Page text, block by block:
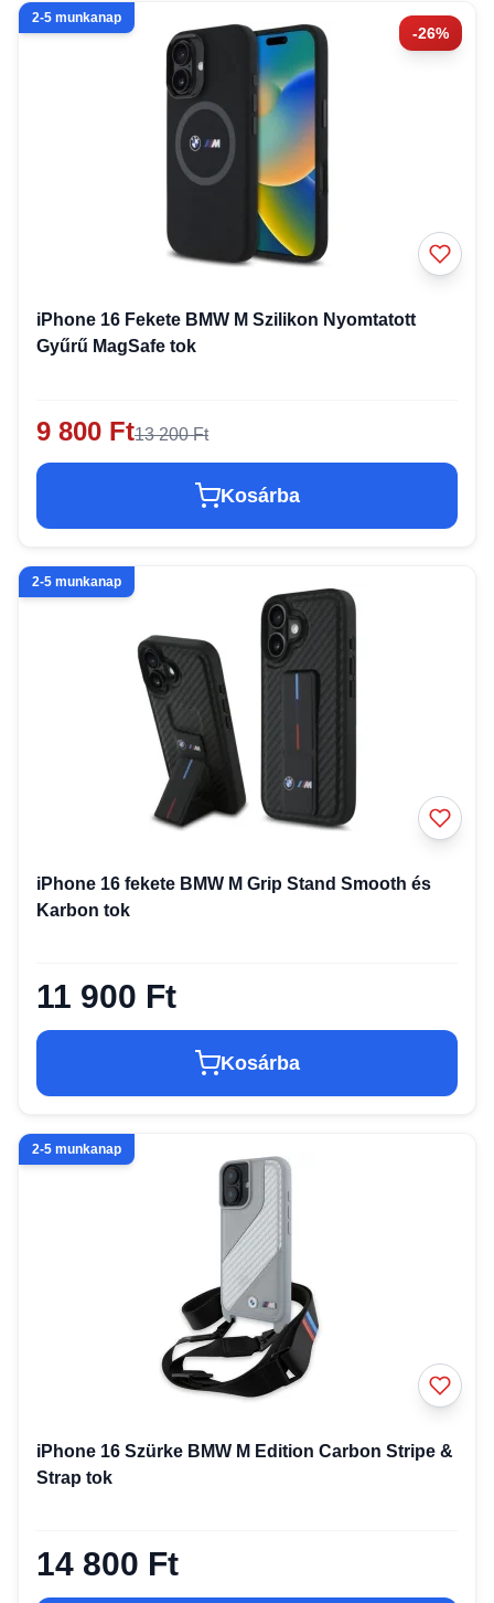
-26%
2-5 munkanap
iPhone 16 Fekete BMW M Szilikon Nyomtatott
Gyűrű MagSafe tok
9 800 Ft13 200 Ft
Kosárba
2-5 munkanap
iPhone 16 fekete BMW M Grip Stand Smooth és
Karbon tok
11 900 Ft
Kosárba
2-5 munkanap
iPhone 16 Szürke BMW M Edition Carbon Stripe &
Strap tok
14 800 Ft